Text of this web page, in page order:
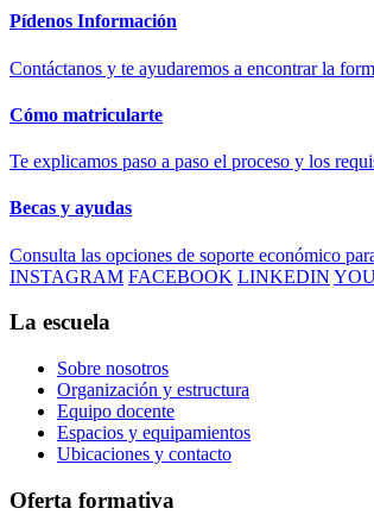
Pídenos Información
Contáctanos y te ayudaremos a encontrar la
Cómo matricularte
Te explicamos paso a paso el proceso y los
Becas y ayudas
Consulta las opciones de soporte económico
INSTAGRAM FACEBOOK LINKEDIN
La escuela
Sobre nosotros
Organización y estructura
Equipo docente
Espacios y equipamientos
Ubicaciones y contacto
Oferta formativa